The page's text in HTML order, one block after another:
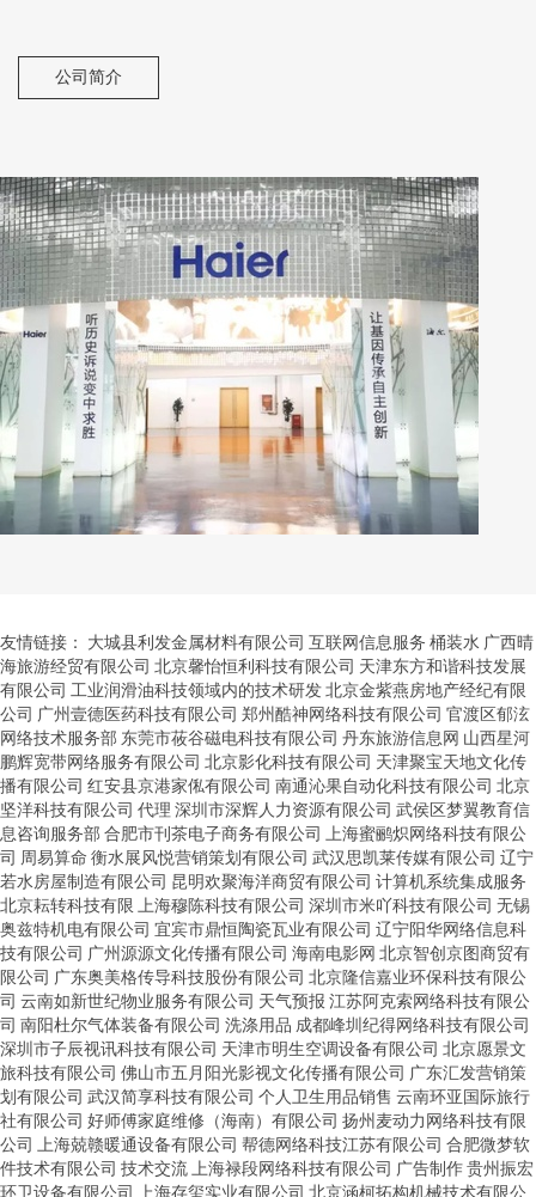
公司简介
友情链接： 大城县利发金属材料有限公司 互联网信息服务 桶装水 广西晴
海旅游经贸有限公司 北京馨怡恒利科技有限公司 天津东方和谐科技发展
有限公司 工业润滑油科技领域内的技术研发北京金紫燕房地产经纪有限
公司 广州壹德医药科技有限公司 郑州酷神网络科技有限公司 官渡区郁泫
网络技术服务部 东莞市莜谷磁电科技有限公司 丹东旅游信息网 山西星河
鹏辉宽带网络服务有限公司 北京影化科技有限公司 天津聚宝天地文化传
播有限公司 红安县京港家俬有限公司 南通沁果自动化科技有限公司 北京
坚洋科技有限公司 代理 深圳市深辉人力资源有限公司 武侯区梦翼教育信
息咨询服务部 合肥市刊茶电子商务有限公司
上海蜜鹂炽网络科技有限公
司 周易算命 衡水展风悦营销策划有限公司 武汉思凯莱传媒有限公司 辽宁
若水房屋制造有限公司 昆明欢聚海洋商贸有限公司 计算机系统集成服务
北京耘转科技有限 上海穆陈科技有限公司 深圳市米吖科技有限公司 无锡
奥兹特机电有限公司 宜宾市鼎恒陶瓷瓦业有限公司 辽宁阳华网络信息科
技有限公司 广州源源文化传播有限公司 海南电影网 北京智创京图商贸有
限公司 广东奥美格传导科技股份有限公司 北京隆信嘉业环保科技有限公
司 云南如新世纪物业服务有限公司 天气预报 江苏阿克索网络科技有限公
司 南阳杜尔气体装备有限公司 洗涤用品 成都峰圳纪得网络科技有限公司
深圳市子辰视讯科技有限公司 天津市明生空调设备有限公司 北京愿景文
旅科技有限公司 佛山市五月阳光影视文化传播有限公司 广东汇发营销策
划有限公司 武汉简享科技有限公司 个人卫生用品销售 云南环亚国际旅行
社有限公司 好师傅家庭维修（海南）有限公司 扬州麦动力网络科技有限
公司
上海兢赣暖通设备有限公司 帮德网络科技江苏有限公司 合肥微梦软
件技术有限公司 技术交流 上海禄段网络科技有限公司 广告制作贵州振宏
环卫设备有限公司
上海存玺实业有限公司 北京涵柯拓构机械技术有限公